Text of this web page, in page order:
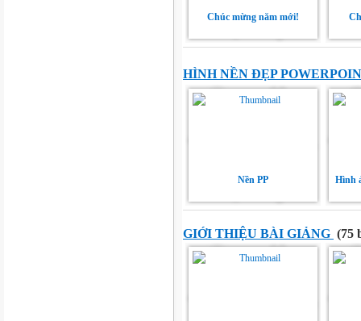
Chúc mừng năm mới!
HÌNH NỀN ĐẸP
Nền PP Hình
GIỚI THIỆU BÀI GIẢNG (75